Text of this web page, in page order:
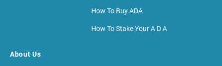
How To Buy ADA
How To Stake Your A D A
About Us